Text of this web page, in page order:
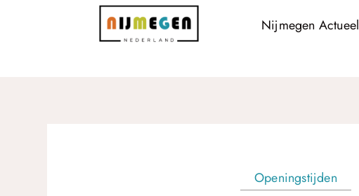
Nijmegen Actueel
Openingstijden